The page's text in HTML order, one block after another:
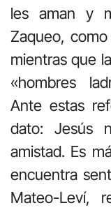
les aman y
Zaqueo,
mientras que
«hombres
Ante estas
dato: Jesús
amistad. Es
encuentra
Mateo-Leví,